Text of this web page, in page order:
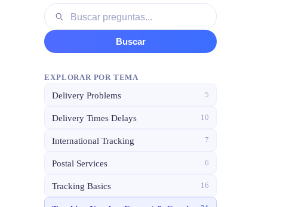
Buscar preguntas
Buscar
EXPLORAR POR TEMA
Delivery Problems 5
Delivery Times Delays 10
International Tracking 7
Postal Services 6
Tracking Basics 16